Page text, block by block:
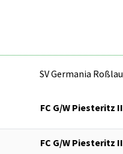
SV Germania Roßlau
FC G/W Piesteritz II
FC G/W Piesteritz II